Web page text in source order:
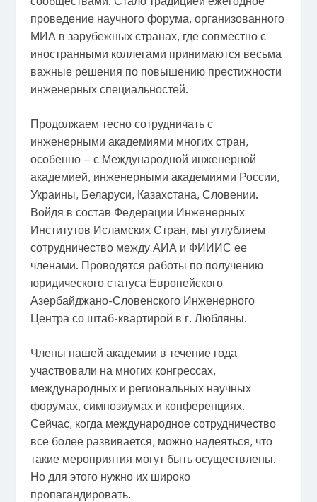
проведение научного форума, организованного
МИА в зарубежных странах, где совместно с
иностранными коллегами принимаются весьма
важные решения по повышению престижности
инженерных специальностей.
Продолжаем тесно сотрудничать с
инженерными академиями многих стран,
особенно – с Международной инженерной
академией, инженерными академиями России,
Украины, Беларуси, Казахстана, Словении.
Войдя в состав Федерации Инженерных
Институтов Исламских Стран, мы углубляем
сотрудничество между АИА и ФИИИС ее
членами. Проводятся работы по получению
юридического статуса Европейского
Азербайджано-Словенского Инженерного
Центра со штаб-квартирой в г. Любляны.
Члены нашей академии в течение года
участвовали на многих конгрессах,
международных и региональных научных
форумах, симпозиумах и конференциях.
Сейчас, когда международное сотрудничество
все более развивается, можно надеяться, что
такие мероприятия могут быть осуществлены.
Но для этого нужно их широко
пропагандировать.